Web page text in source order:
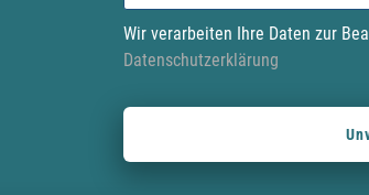
i
e
l
i
e
l
Wir verarbeiten Ihre Daten zur
Datenschutzerklärung